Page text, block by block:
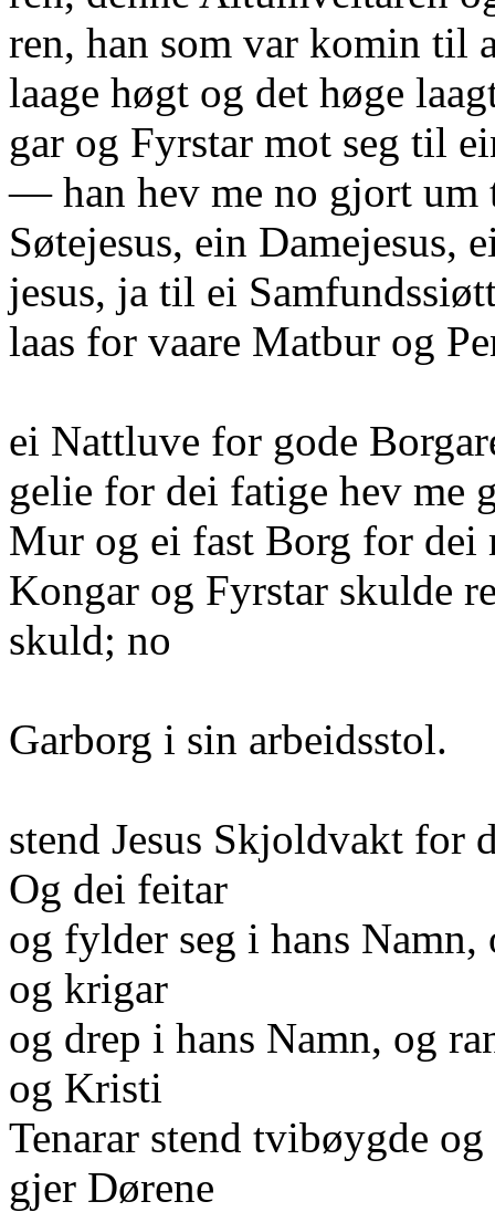
ren, han som var komin til
laage høgt og det høge
gar og Fyrstar mot seg til
— han hev me no gjort
Søtejesus, ein Damejesus,
jesus, ja til ei
laas for vaare Matbur og
ei Nattluve for gode
gelie for dei fatige hev me
Mur og ei fast Borg for dei
Kongar og Fyrstar skulde
skuld; no
Garborg i sin arbeidsstol.
stend Jesus Skjoldvakt for
Og dei feitar
og fylder seg i hans
og krigar
og drep i hans Namn, og
og Kristi
Tenarar stend tvibøygde
gjer Dørene